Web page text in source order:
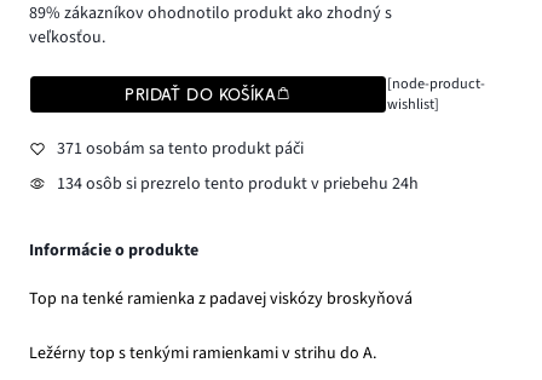
89% zákazníkov ohodnotilo produkt ako zhodný s
veľkosťou.
PRIDAŤ DO KOŠÍKA
[node-product-
wishlist]
371 osobám sa tento produkt páči
134 osôb si prezrelo tento produkt v priebehu 24h
Informácie o produkte
Top na tenké ramienka z padavej viskózy broskyňová
Ležérny top s tenkými ramienkami v strihu do A.